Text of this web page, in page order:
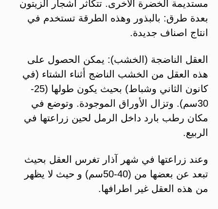
مستديمة الخضرة الأخرى. تتكاثر اشجار الزيتون
بعدة طرق: بالبذور وهذه الطرقة تستخدم في
انتاج اصناف جديدة.
العقل الناضجة (الخشب): يمكن الحصول على
هذه العقل من الخشب الناضج أثناء الشتاء (في
كانون الثاني وشباط) بحيث يكون طولها (25-
30سم). وتزال الأوراق الموجودة. وتوضع في
مكان رطب بارد داخل الرمل لحين زراعتها في
الربيع.
وعند زراعتها في شهر آذار تغرس العقل بحيث
تبعد عن بعضها من (40-50سم) و حيث لا يظهر
من هذه العقل غير اطرافها.